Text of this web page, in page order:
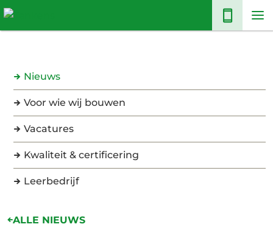
Nieuws
Voor wie wij bouwen
Vacatures
Kwaliteit & certificering
Leerbedrijf
ALLE NIEUWS